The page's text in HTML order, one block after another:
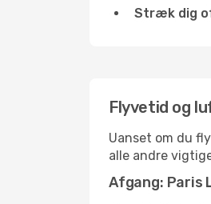
Stræk dig
Flyvetid og
Uanset om du
alle andre
Afgang: Paris